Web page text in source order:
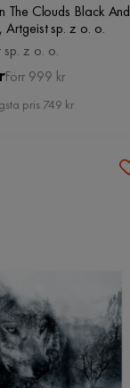
The Clouds Black And
sp. z o. o.
sp. z o. o.
Pris
Original
Pris
Förr 999 kr
pris 749 kr